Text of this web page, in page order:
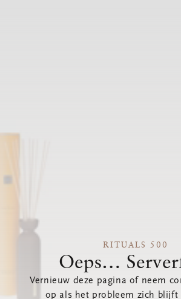
RITUALS 500
Oeps…
Vernieuw deze pagina of neem
op als het probleem zich blijft